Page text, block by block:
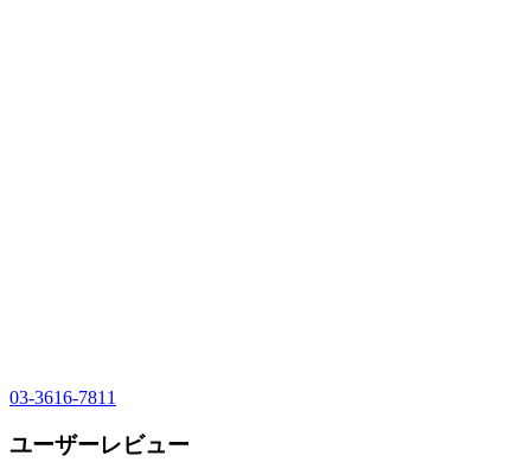
03-3616-7811
ユーザーレビュー